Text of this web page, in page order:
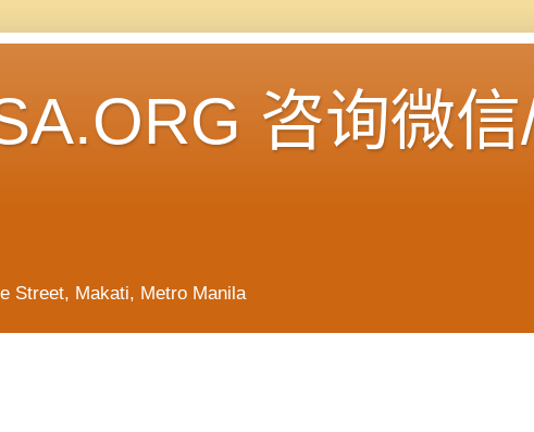
咨询微
Street, Makati, Metro Manila